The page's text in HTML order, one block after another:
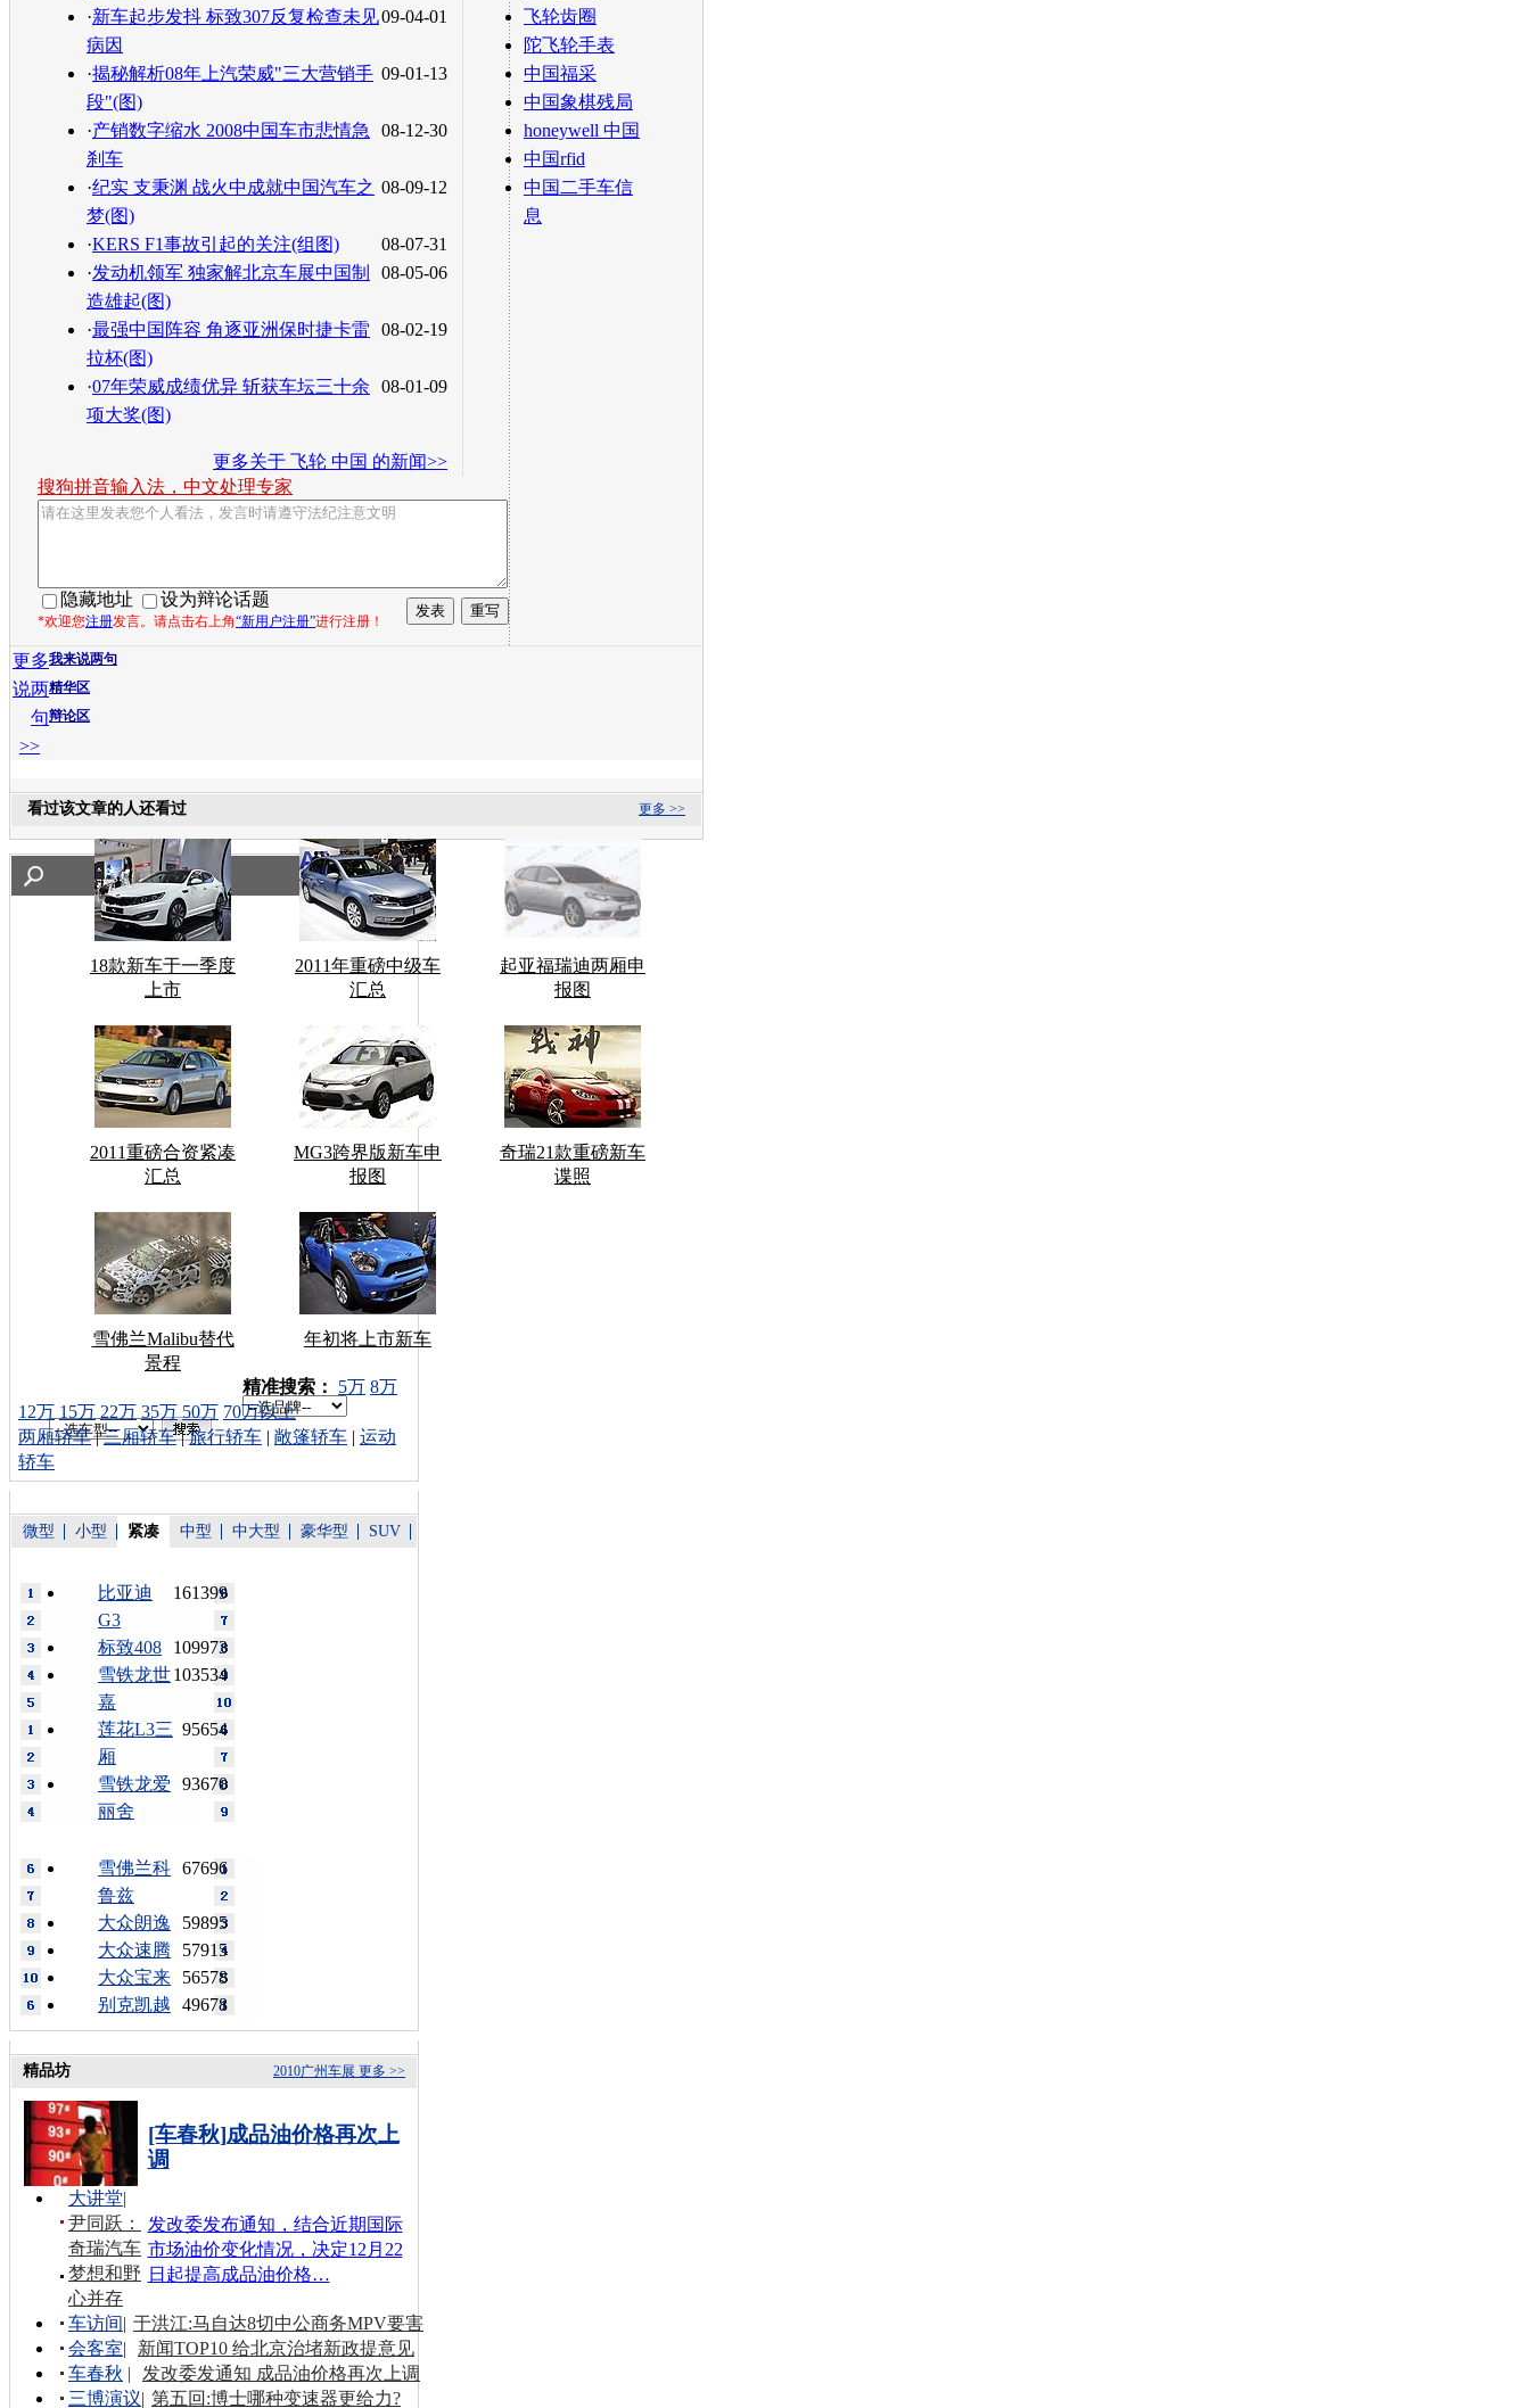
09-04-01
·新车起步发抖 标致307反复检查未见
病因
09-01-13
·揭秘解析08年上汽荣威"三大营销手
段"(图)
08-12-30
·产销数字缩水 2008中国车市悲情急
刹车
08-09-12
·纪实 支秉渊 战火中成就中国汽车之
梦(图)
08-07-31
·KERS F1事故引起的关注(组图)
08-05-06
·发动机领军 独家解北京车展中国制
造雄起(图)
08-02-19
·最强中国阵容 角逐亚洲保时捷卡雷
拉杯(图)
08-01-09
·07年荣威成绩优异 斩获车坛三十余
项大奖(图)
更多关于 飞轮 中国 的新闻>>
飞轮齿圈
陀飞轮手表
中国福采
中国象棋残局
honeywell 中国
中国rfid
中国二手车信
息
搜狗拼音输入法，中文处理专家
隐藏地址 设为辩论话题
*欢迎您注册发言。请点击右上角“新用户注册”进行注册！
我来说两句
精华区
辩论区
更多
说两
句
>>
更多 >>
看过该文章的人还看过
18款新车于一季度
上市
2011年重磅中级车
汇总
起亚福瑞迪两厢申
报图
2011重磅合资紧凑
汇总
MG3跨界版新车申
报图
奇瑞21款重磅新车
谍照
雪佛兰Malibu替代
景程
年初将上市新车
车型搜索：
精准搜索： 5万 8万
12万 15万 22万 35万 50万 70万以上
两厢轿车|三厢轿车|旅行轿车 | 敞篷轿车 | 运动
轿车
微型 小型 紧凑 中型 中大型 豪华型 SUV
161399
比亚迪
G3
109973
标致408
103534
雪铁龙世
嘉
95654
莲花L3三
厢
93670
雪铁龙爱
丽舍
67696
雪佛兰科
鲁兹
59895
大众朗逸
57915
大众速腾
56578
大众宝来
49678
别克凯越
更多 >>
2010广州车展
精品坊
[车春秋]成品油价格再次上
调
发改委发布通知，结合近期国际
市场油价变化情况，决定12月22
日起提高成品油价格…
大讲堂|
尹同跃：
奇瑞汽车
梦想和野
心并存
车访间| 于洪江:马自达8切中公商务MPV要害
会客室|
新闻TOP10 给北京治堵新政提意见
车春秋 |
发改委发通知 成品油价格再次上调
三博演议| 第五回:博士哪种变速器更给力?